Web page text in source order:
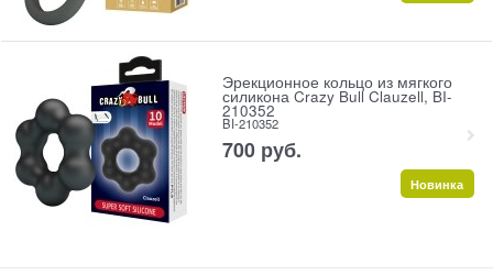
Эрекционное кольцо из мягкого
силикона Crazy Bull Clauzell, BI-
210352
BI-210352
700 руб.
Новинка